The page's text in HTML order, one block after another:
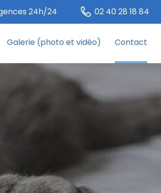
24h/24 02 40 28 18 84
Galerie (photo et vidéo) Contact